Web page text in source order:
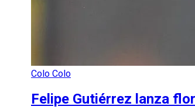
Colo Colo
Felipe Gutiérrez lanza